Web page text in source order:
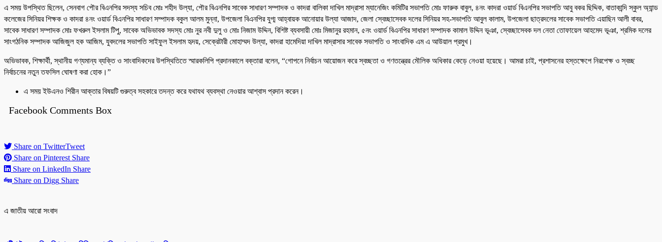
এ সময় উপস্থিত ছিলেন, সেনবাগ পৌর বিএনপির সদস্য সচিব মোঃ শহীদ উল্যা, পৌর বিএনপির সাবেক সাধারণ সম্পাদক ও কাদরা বালিকা দাখিল মাদ্রাসা ম্যানেজিং কমিটির সভাপতি মোঃ ফারুক বাবুল, ৪নং কাদরা ওয়ার্ড বিএনপির সভাপতি আবু বকর ছিদ্দিক, বাতাকান্দি স্কুল অ্যান্ড
কলেজের সিনিয়র শিক্ষক ও কাদরা ৪নং ওয়ার্ড বিএনপির সাধারণ সম্পাদক বকুল আলম মুন্না, উপজেলা বিএনপির যুগ্ম আহ্বায়ক আনোয়ার উল্যা আজাদ, জেলা স্বেচ্ছাসেবক দলের সিনিয়র সহ-সভাপতি আবুল কালাম, উপজেলা ছাত্রদলের সাবেক সভাপতি এয়াছিন আলী বাবর,
সাবেক সাধারণ সম্পাদক মোঃ ফখরুল ইসলাম টিপু, সাবেক অভিভাবক সদস্য মোঃ নুর নবী দুলু ও মোঃ নিজাম উদ্দিন, বিশিষ্ট ব্যবসায়ী মোঃ মিজানুর রহমান, ৫নং ওয়ার্ড বিএনপির সাধারণ সম্পাদক কামাল উদ্দিন ভূঞা, স্বেচ্ছাসেবক দল নেতা তোফায়েল আহমেদ ভূঞা, শ্রমিক দলের
সাংগঠনিক সম্পাদক আজিজুল হক আজিম, যুবদলের সভাপতি সাইফুল ইসলাম হৃদয়, সেক্রেটারী মোহাম্মদ উল্যা, কাদরা হামেদিয়া দাখিল মাদ্রাসার সাবেক সভাপতি ও সাংবাদিক এম এ আউয়াল প্রমুখ।
অভিভাবক, শিক্ষার্থী, স্থানীয় গণ্যমান্য ব্যক্তি ও সাংবাদিকদের উপস্থিতিতে স্মারকলিপি প্রদানকালে বক্তারা বলেন, “গোপনে নির্বাচন আয়োজন করে স্বচ্ছতা ও গণতন্ত্রের মৌলিক অধিকার কেড়ে নেওয়া হয়েছে। আমরা চাই, প্রশাসনের হস্তক্ষেপে নিরপেক্ষ ও স্বচ্ছ
নির্বাচনের নতুন তফসিল ঘোষণা করা হোক।”
এ সময় ইউএনও শিরীন আক্তার বিষয়টি গুরুত্ব সহকারে তদন্ত করে যথাযথ ব্যবস্থা নেওয়ার আশ্বাস প্রদান করেন।
Facebook Comments Box
Share on TwitterTweet
Share on Pinterest Share
Share on LinkedIn Share
Share on Digg Share
এ জাতীয় আরো সংবাদ